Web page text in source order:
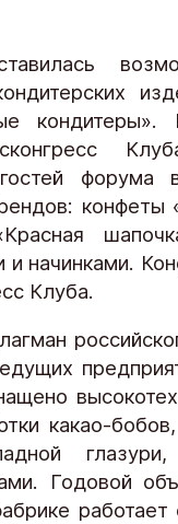
кондитеры».
форума
конфеты
и начинками.
Клуба.
какао-
Годовой